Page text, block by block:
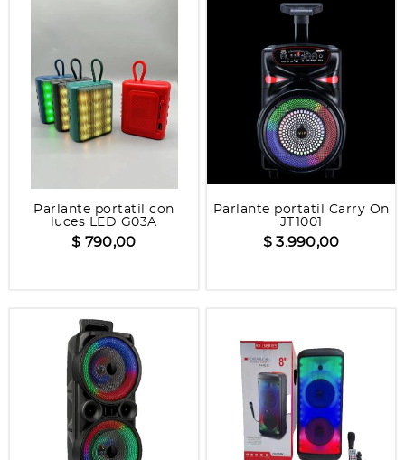
Parlante portatil con
luces LED G03A
$ 790,00
Parlante portatil Carry On
JT1001
$ 3.990,00